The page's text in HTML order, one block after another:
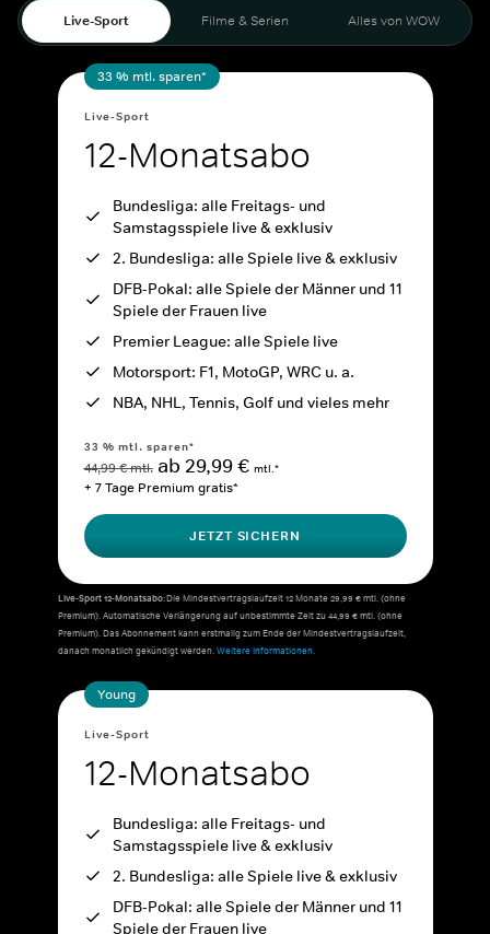
Live-Sport Filme & Serien Alles von WOW
33 % mtl. sparen*
Live-Sport
12-Monatsabo
Bundesliga: alle Freitags- und
Samstagsspiele live & exklusiv
2. Bundesliga: alle Spiele live & exklusiv
DFB-Pokal: alle Spiele der Männer und 11
Spiele der Frauen live
Premier League: alle Spiele live
Motorsport: F1, MotoGP, WRC u. a.
NBA, NHL, Tennis, Golf und vieles mehr
33 % mtl. sparen*
44,99 € mtl. ab 29,99 € mtl.*
+ 7 Tage Premium gratis*
JETZT SICHERN
Live-Sport 12-Monatsabo:Die Mindestvertragslaufzeit 12 Monate 29,99 € mtl. (ohne
Premium). Automatische Verlängerung auf unbestimmte Zeit zu 44,99 € mtl. (ohne
Premium). Das Abonnement kann erstmalig zum Ende der Mindestvertragslaufzeit,
danach monatlich gekündigt werden.Weitere Informationen.
Young
Live-Sport
12-Monatsabo
Bundesliga: alle Freitags- und
Samstagsspiele live & exklusiv
2. Bundesliga: alle Spiele live & exklusiv
DFB-Pokal: alle Spiele der Männer und 11
Spiele der Frauen live